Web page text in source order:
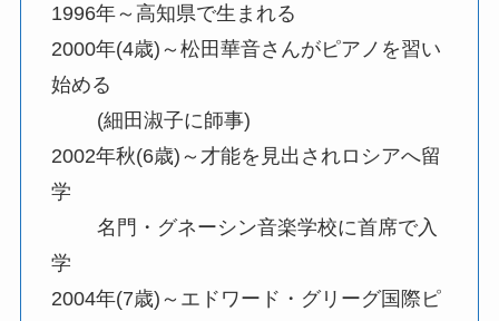
1996年～高知県で生まれる
2000年(4歳)～松田華音さんがピアノを習い
始める
(細田淑子に師事)
2002年秋(6歳)～才能を見出されロシアへ留
学
名門・グネーシン音楽学校に首席で入
学
2004年(7歳)～エドワード・グリーグ国際ピ